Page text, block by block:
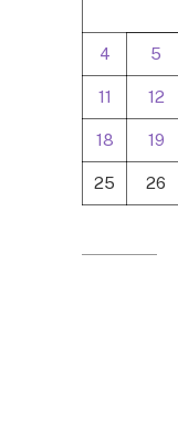
4 5
11 12
18 19
25 26